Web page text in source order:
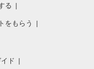
る
をもらう
ド